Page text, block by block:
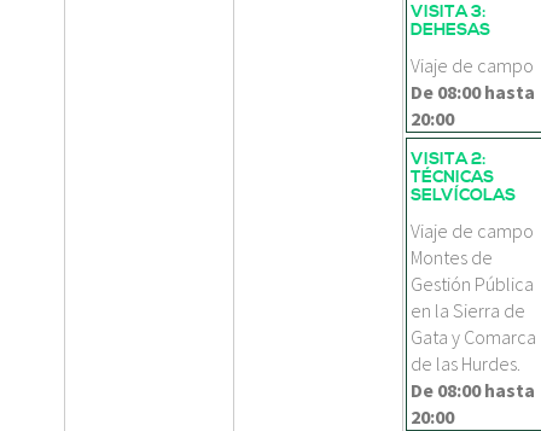
VISITA 3:
DEHESAS
Viaje de campo
De 08:00hasta
20:00
VISITA 2:
TÉCNICAS
SELVÍCOLAS
Viaje de campo
Montes de
Gestión Pública
en la Sierra de
Gata y Comarca
de las Hurdes.
De 08:00hasta
20:00